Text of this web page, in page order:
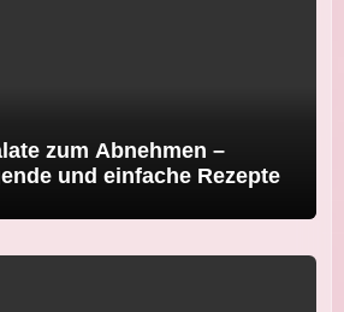
zum Abnehmen –
und einfache Rezepte